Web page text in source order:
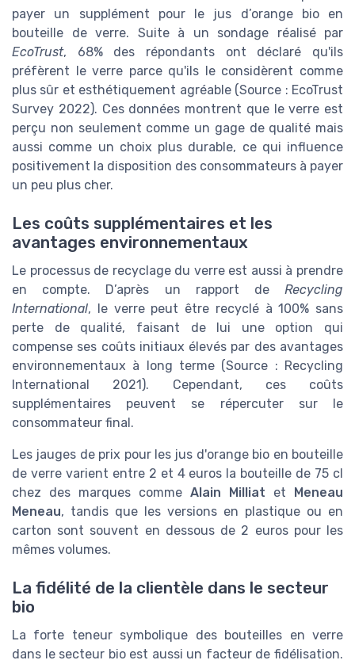
payer un supplément pour le jus d’orange bio en
bouteille de verre. Suite à un sondage réalisé par
EcoTrust, 68% des répondants ont déclaré qu'ils
préfèrent le verre parce qu'ils le considèrent comme
plus sûr et esthétiquement agréable (Source : EcoTrust
Survey 2022). Ces données montrent que le verre est
perçu non seulement comme un gage de qualité mais
aussi comme un choix plus durable, ce qui influence
positivement la disposition des consommateurs à payer
un peu plus cher.
Les coûts supplémentaires et les
avantages environnementaux
Le processus de recyclage du verre est aussi à prendre
en compte. D’après un rapport de Recycling
International, le verre peut être recyclé à 100% sans
perte de qualité, faisant de lui une option qui
compense ses coûts initiaux élevés par des avantages
environnementaux à long terme (Source : Recycling
International 2021). Cependant, ces coûts
supplémentaires peuvent se répercuter sur le
consommateur final.
Les jauges de prix pour les jus d'orange bio en bouteille
de verre varient entre 2 et 4 euros la bouteille de 75 cl
chez des marques comme Alain Milliat et Meneau
Meneau, tandis que les versions en plastique ou en
carton sont souvent en dessous de 2 euros pour les
mêmes volumes.
La fidélité de la clientèle dans le secteur
bio
La forte teneur symbolique des bouteilles en verre
dans le secteur bio est aussi un facteur de fidélisation.